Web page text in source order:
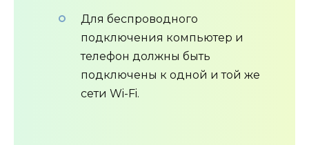
Для беспроводного
подключения компьютер и
телефон должны быть
подключены к одной и той же
сети Wi-Fi.